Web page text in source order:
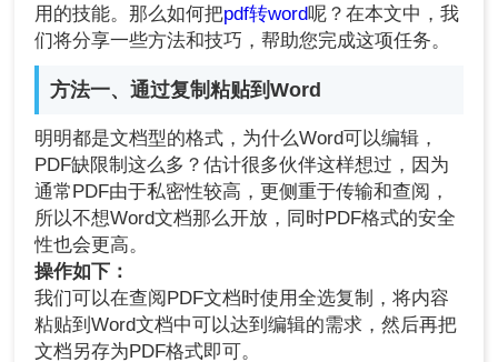
用的技能。那么如何把pdf转word呢？在本文中，我
们将分享一些方法和技巧，帮助您完成这项任务。
方法一、通过复制粘贴到Word
明明都是文档型的格式，为什么Word可以编辑，
PDF缺限制这么多？估计很多伙伴这样想过，因为
通常PDF由于私密性较高，更侧重于传输和查阅，
所以不想Word文档那么开放，同时PDF格式的安全
性也会更高。
操作如下：
我们可以在查阅PDF文档时使用全选复制，将内容
粘贴到Word文档中可以达到编辑的需求，然后再把
文档另存为PDF格式即可。